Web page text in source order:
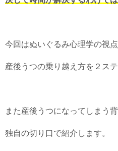
今回はぬいぐるみ心理学の視点
産後うつの乗り越え方を２ス
また産後うつになってしまう
独自の切り口で紹介します。